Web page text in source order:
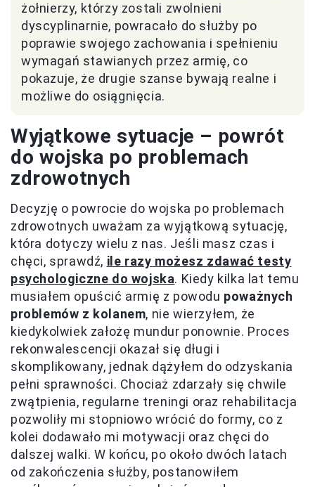
żołnierzy, którzy zostali zwolnieni
dyscyplinarnie, powracało do służby po
poprawie swojego zachowania i spełnieniu
wymagań stawianych przez armię, co
pokazuje, że drugie szanse bywają realne i
możliwe do osiągnięcia.
Wyjątkowe sytuacje – powrót
do wojska po problemach
zdrowotnych
Decyzję o powrocie do wojska po problemach
zdrowotnych uważam za wyjątkową sytuację,
która dotyczy wielu z nas. Jeśli masz czas i
chęci, sprawdź, ile razy możesz zdawać testy
psychologiczne do wojska. Kiedy kilka lat temu
musiałem opuścić armię z powodu poważnych
problemów z kolanem, nie wierzyłem, że
kiedykolwiek założę mundur ponownie. Proces
rekonwalescencji okazał się długi i
skomplikowany, jednak dążyłem do odzyskania
pełni sprawności. Chociaż zdarzały się chwile
zwątpienia, regularne treningi oraz rehabilitacja
pozwoliły mi stopniowo wrócić do formy, co z
kolei dodawało mi motywacji oraz chęci do
dalszej walki. W końcu, po około dwóch latach
od zakończenia służby, postanowiłem